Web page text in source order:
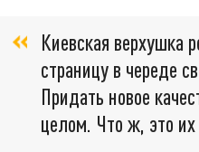
Киевская верхушка
страницу в череде
Придать новое
целом. Что ж, это